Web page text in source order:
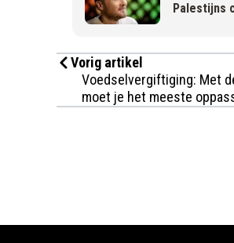
Palestijns
Vorig artikel
Voedselvergiftiging: Met
moet je het meeste